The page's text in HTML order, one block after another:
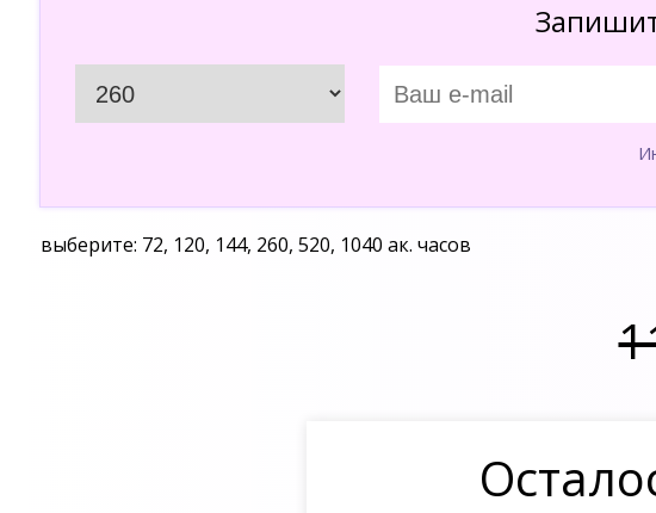
выберите: 72, 120, 144, 260, 520, 1040 ак. часов